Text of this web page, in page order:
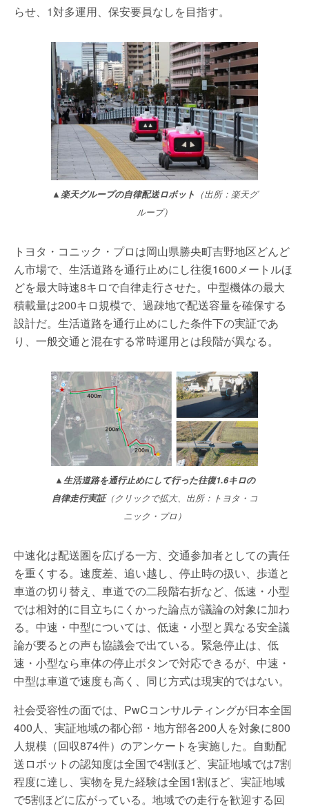
らせ、1対多運用、保安要員なしを目指す。
▲楽天グループの自律配送ロボット （出所：楽天グ
ループ）
トヨタ・コニック・プロは岡山県勝央町吉野地区どんど
ん市場で、生活道路を通行止めにし往復1600メートルほ
どを最大時速8キロで自律走行させた。中型機体の最大
積載量は200キロ規模で、過疎地で配送容量を確保する
設計だ。生活道路を通行止めにした条件下の実証であ
り、一般交通と混在する常時運用とは段階が異なる。
▲生活道路を通行止めにして行った往復1.6キロの
自律走行実証（クリックで拡大、出所：トヨタ・コ
ニック・プロ）
中速化は配送圏を広げる一方、交通参加者としての責任
を重くする。速度差、追い越し、停止時の扱い、歩道と
車道の切り替え、車道での二段階右折など、低速・小型
では相対的に目立ちにくかった論点が議論の対象に加わ
る。中速・中型については、低速・小型と異なる安全議
論が要るとの声も協議会で出ている。緊急停止は、低
速・小型なら車体の停止ボタンで対応できるが、中速・
中型は車道で速度も高く、同じ方式は現実的ではない。
社会受容性の面では、PwCコンサルティングが日本全国
400人、実証地域の都心部・地方部各200人を対象に800
人規模（回収874件）のアンケートを実施した。自動配
送ロボットの認知度は全国で4割ほど、実証地域では7割
程度に達し、実物を見た経験は全国1割ほど、実証地域
で5割ほどに広がっている。地域での走行を歓迎する回